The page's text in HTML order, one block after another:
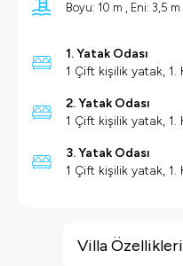
Boyu: 10 m , Eni: 3,5
1. Yatak Odası
1 Çift kişilik yatak, 1.
2. Yatak Odası
1 Çift kişilik yatak, 1.
3. Yatak Odası
1 Çift kişilik yatak, 1.
Deniz Manzarası
Villa